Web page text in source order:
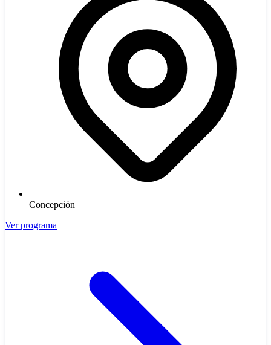
Concepción
Ver programa